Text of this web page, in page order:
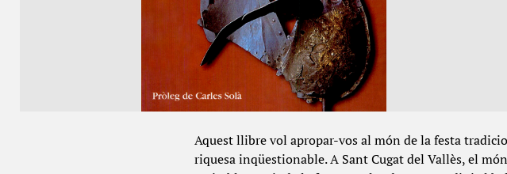
Aquest llibre vol apropar-vos al món de la festa
riquesa inqüestionable. A Sant Cugat del Vallès, el